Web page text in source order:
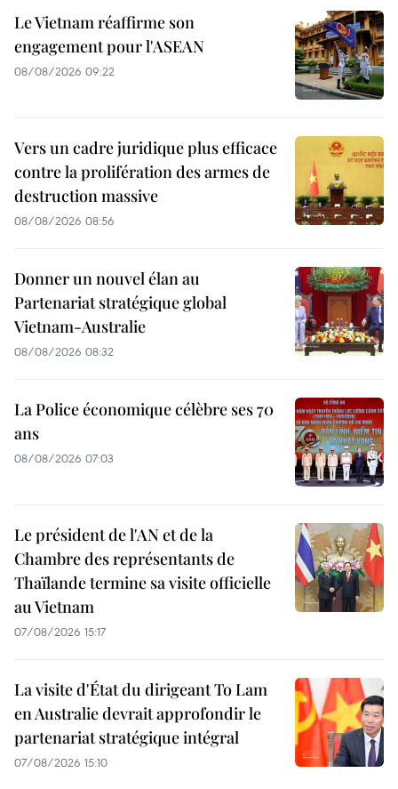
Le Vietnam réaffirme son
engagement pour l'ASEAN
08/08/2026 09:22
Vers un cadre juridique plus efficace
contre la prolifération des armes de
destruction massive
08/08/2026 08:56
Donner un nouvel élan au
Partenariat stratégique global
Vietnam-Australie
08/08/2026 08:32
La Police économique célèbre ses 70
ans
08/08/2026 07:03
Le président de l'AN et de la
Chambre des représentants de
Thaïlande termine sa visite officielle
au Vietnam
07/08/2026 15:17
La visite d'État du dirigeant To Lam
en Australie devrait approfondir le
partenariat stratégique intégral
07/08/2026 15:10